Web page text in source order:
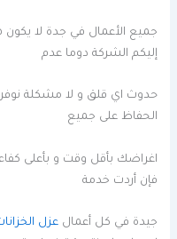
جميع الأعمال في جدة لا
إليكم الشركة دوما عدم
حدوث اي قلق و لا مشكلة
الحفاظ على جميع
اغراضك بأقل وقت و بأعلى
فإن أردت خدمة
جيدة في كل أعمالعزل